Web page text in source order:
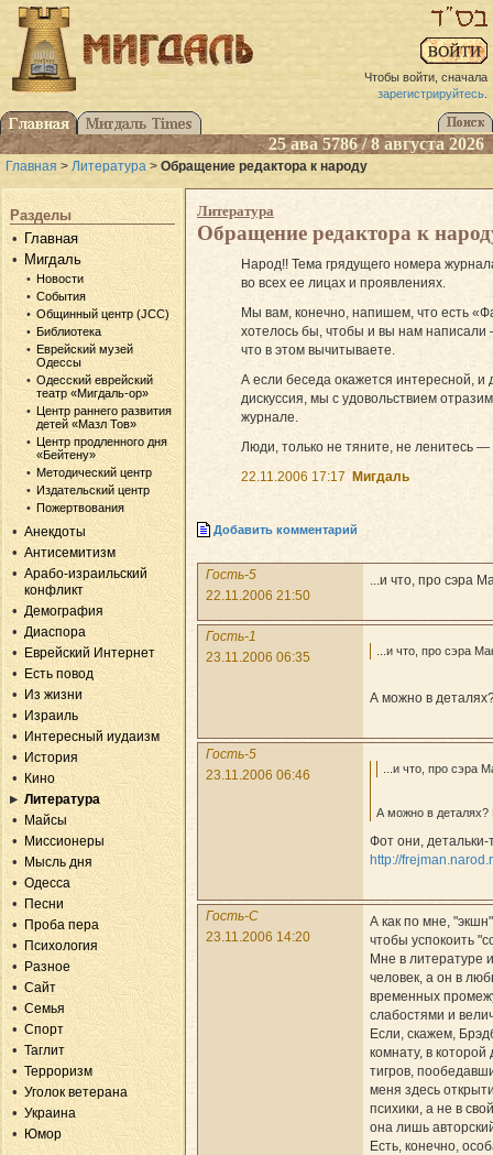
Чтобы войти, сначала
зарегистрируйтесь.
25 ава 5786 / 8 августа 2026
Главная > Литература > Обращение редактора к народу
Разделы
Главная
Мигдаль
Новости
События
Общинный центр (JCC)
Библиотека
Еврейский музей
Одессы
Одесский еврейский
театр «Мигдаль-ор»
Центр раннего развития
детей «Мазл Тов»
Центр продленного дня
«Бейтену»
Методический центр
Издательский центр
Пожертвования
Анекдоты
Антисемитизм
Арабо-израильский
конфликт
Демография
Диаспора
Еврейский Интернет
Есть повод
Из жизни
Израиль
Интересный иудаизм
История
Кино
Литература
Майсы
Миссионеры
Мысль дня
Одесса
Песни
Проба пера
Психология
Разное
Сайт
Семья
Спорт
Таглит
Терроризм
Уголок ветерана
Украина
Юмор
Литература
Обращение редактора к
Народ!! Тема грядущего номера
во всех ее лицах и проявлениях.
Мы вам, конечно, напишем, что есть
хотелось бы, чтобы и вы нам написали
что в этом вычитываете.
А если беседа окажется интересной, и
дискуссия, мы с удовольствием
журнале.
Люди, только не тяните, не ленитесь —
22.11.2006 17:17
Мигдаль
Добавить комментарий
Гость-5
22.11.2006 21:50
...и что, про сэра
Гость-1
23.11.2006 06:35
...и что, про сэра
А можно в
Гость-5
23.11.2006 06:46
...и что, про сэра
А можно в
Фот они, детальки-
http://
Гость-C
23.11.2006 14:20
А как по мне,
чтобы успокоить
Мне в литературе
человек, а он в
временных
слабостями и
Если, скажем,
комнату, в
тигров,
меня здесь
психики, а не в
она лишь
Есть, конечно,